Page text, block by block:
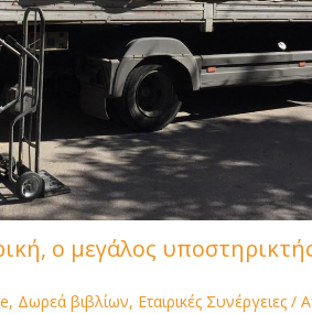
ο μεγάλος
, Δωρεά βιβλίων, Εταιρικές Συνέργειες/